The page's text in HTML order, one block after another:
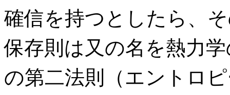
確信を持つとしたら、
保存則は又の名を熱力
の第二法則（エントロ